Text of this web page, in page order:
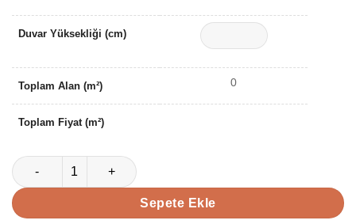
Duvar Yüksekliği (cm)
Toplam Alan (m²) 0
Toplam Fiyat (m²)
Doğal Taş Dokulu Mineral Eskitme Motifli Duvar Kağıdı adet
Sepete Ekle